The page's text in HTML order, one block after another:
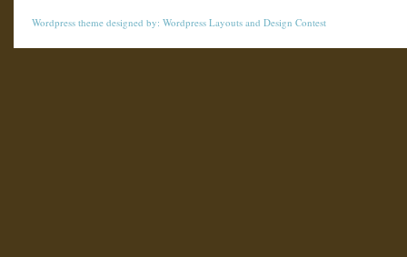
Wordpress theme designed by: Wordpress Layouts and Design Contest